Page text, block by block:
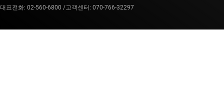
대표전화: 02-560-6800 /고객센터: 070-766-32297